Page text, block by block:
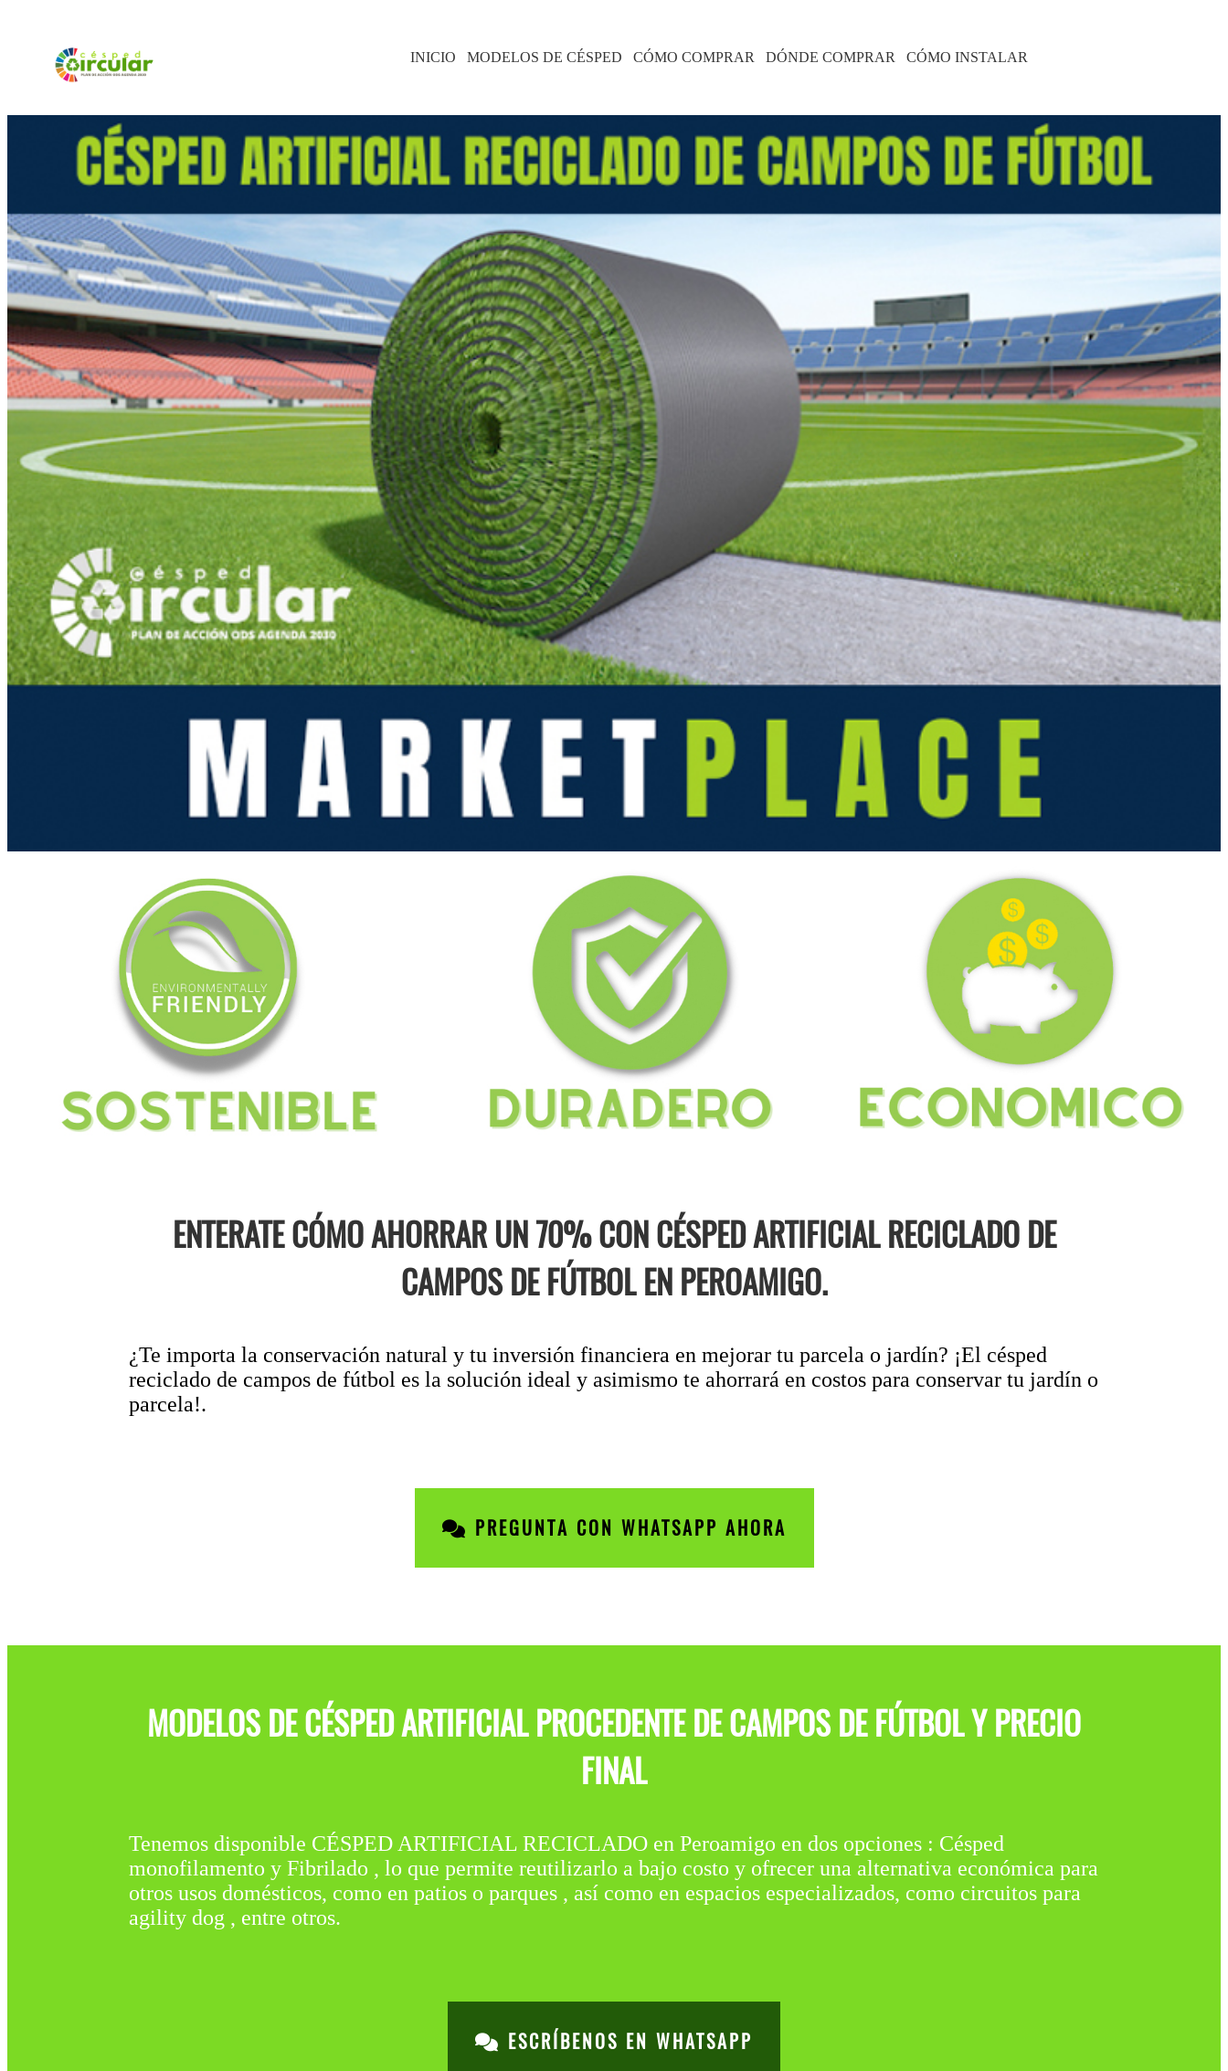
INICIO MODELOS DE CÉSPED CÓMO COMPRAR DÓNDE COMPRAR CÓMO INSTALAR
ENTERATE CÓMO AHORRAR UN 70% CON CÉSPED ARTIFICIAL RECICLADO DE
CAMPOS DE FÚTBOL EN PEROAMIGO.
¿Te importa la conservación natural y tu inversión financiera en mejorar tu parcela o jardín? ¡El césped
reciclado de campos de fútbol es la solución ideal y asimismo te ahorrará en costos para conservar tu jardín o
parcela!.
PREGUNTA CON WHATSAPP AHORA
MODELOS DE CÉSPED ARTIFICIAL PROCEDENTE DE CAMPOS DE FÚTBOL Y PRECIO
FINAL
Tenemos disponible CÉSPED ARTIFICIAL RECICLADO en Peroamigo en dos opciones : Césped
monofilamento y Fibrilado , lo que permite reutilizarlo a bajo costo y ofrecer una alternativa económica para
otros usos domésticos, como en patios o parques , así como en espacios especializados, como circuitos para
agility dog , entre otros.
ESCRÍBENOS EN WHATSAPP